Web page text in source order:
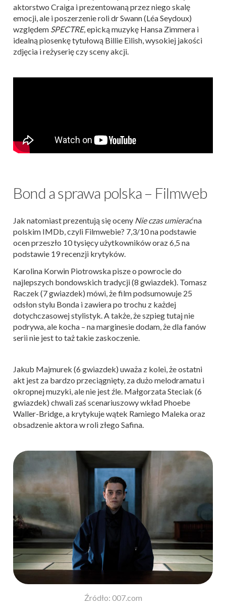
aktorstwo Craiga i prezentowaną przez niego skalę
emocji, ale i poszerzenie roli dr Swann (Léa Seydoux)
względem SPECTRE, epicką muzykę Hansa Zimmera i
idealną piosenkę tytułową Billie Eilish, wysokiej jakości
zdjęcia i reżyserię czy sceny akcji.
Bond a sprawa polska – Filmweb
Jak natomiast prezentują się oceny Nie czas umieraćna
polskim IMDb, czyli Filmwebie? 7,3/10 na podstawie
ocen przeszło 10 tysięcy użytkowników oraz 6,5 na
podstawie 19 recenzji krytyków.
Karolina Korwin Piotrowska pisze o powrocie do
najlepszych bondowskich tradycji (8 gwiazdek). Tomasz
Raczek (7 gwiazdek) mówi, że film podsumowuje 25
odsłon stylu Bonda i zawiera po trochu z każdej
dotychczasowej stylistyk. A także, że szpieg tutaj nie
podrywa, ale kocha – na marginesie dodam, że dla fanów
serii nie jest to taż takie zaskoczenie.
Jakub Majmurek (6 gwiazdek) uważa z kolei, że ostatni
akt jest za bardzo przeciągnięty, za dużo melodramatu i
okropnej muzyki, ale nie jest źle. Małgorzata Steciak (6
gwiazdek) chwali zaś scenariuszowy wkład Phoebe
Waller-Bridge, a krytykuje wątek Ramiego Maleka oraz
obsadzenie aktora w roli złego Safina.
Źródło: 007.com